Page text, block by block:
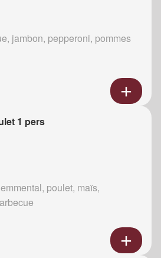
jambon, pepperoni, pommes
1 pers
poulet, maïs,